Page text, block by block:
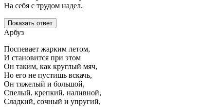
На себя с трудом надел.
Показать ответ
Арбуз
Поспевает жарким летом,
И становится при этом
Он таким, как круглый мяч,
Но его не пустишь вскачь,
Он тяжелый и большой,
Спелый, крепкий, наливной,
Сладкий, сочный и упругий,